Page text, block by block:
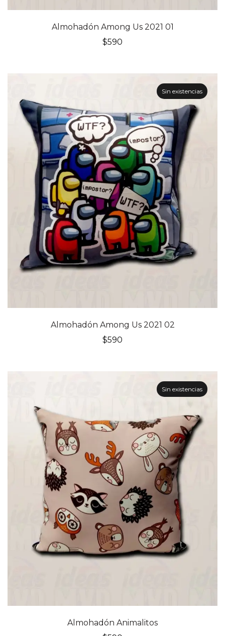
Almohadón Among Us 2021 01
$590
Sin existencias
Almohadón Among Us 2021 02
$590
Sin existencias
Almohadón Animalitos